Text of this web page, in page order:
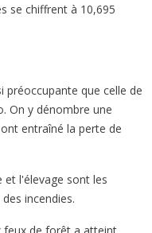
se chiffrent à 10,695
préoccupante que celle de
On y dénombre une
entraîné la perte de
et l'élevage sont les
incendies.
feux de forêt a atteint